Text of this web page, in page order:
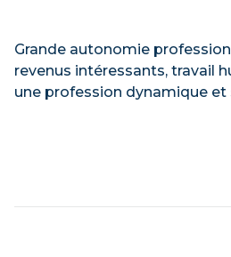
Grande autonomie
revenus intéressants, travail
une profession dynamique